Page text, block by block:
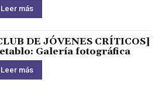
Leer más
DE JÓVENES CRÍTICOS]
Galería fotográfica
Leer más